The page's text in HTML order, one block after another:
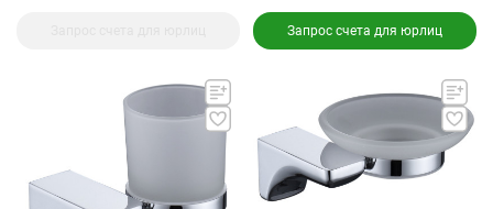
Запрос счета для юрлиц